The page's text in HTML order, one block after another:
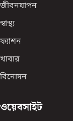
জীবনযাপন
স্বাস্থ্য
ফ্যাশন
খাবার
বিনোদন
ওয়েবসাইট